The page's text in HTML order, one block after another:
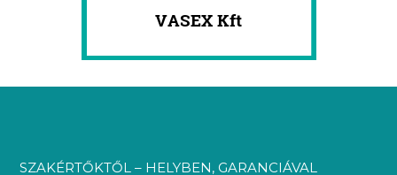
SZAKÉRTŐKTŐL – HELYBEN, GARANCIÁVAL